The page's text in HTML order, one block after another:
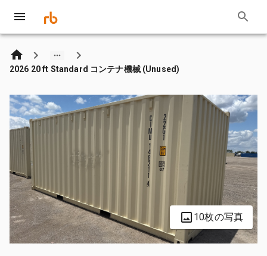
2026 20 ft Standard コンテナ機械 (Unused)
10枚の写真